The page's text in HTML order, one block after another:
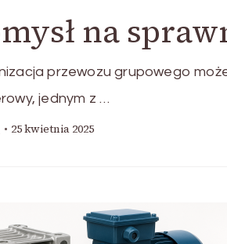
na
przewozu grupowego
jednym z …
25 kwietnia 2025